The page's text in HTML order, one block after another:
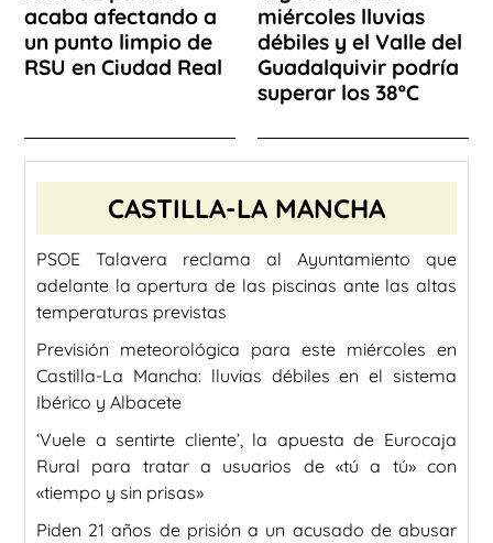
acaba afectando a
un punto limpio de
RSU en Ciudad Real
miércoles lluvias
débiles y el Valle del
Guadalquivir podría
superar los 38ºC
CASTILLA-LA MANCHA
PSOE Talavera reclama al Ayuntamiento que
adelante la apertura de las piscinas ante las altas
temperaturas previstas
Previsión meteorológica para este miércoles en
Castilla-La Mancha: lluvias débiles en el sistema
Ibérico y Albacete
‘Vuele a sentirte cliente’, la apuesta de Eurocaja
Rural para tratar a usuarios de «tú a tú» con
«tiempo y sin prisas»
Piden 21 años de prisión a un acusado de abusar